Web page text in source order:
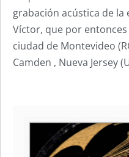
grabación acústica de
Víctor, que por
ciudad de Montevideo
Camden , Nueva Jersey